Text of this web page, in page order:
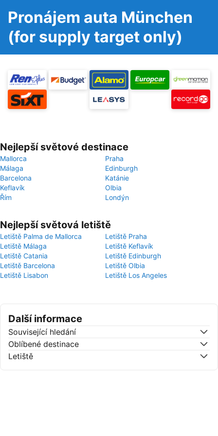
Pronájem auta München
(for supply target only)
Nejlepší světové destinace
Mallorca
Praha
Málaga
Edinburgh
Barcelona
Katánie
Keflavík
Olbia
Řím
Londýn
Nejlepší světová letiště
Letiště Palma de Mallorca
Letiště Praha
Letiště Málaga
Letiště Keflavík
Letiště Catania
Letiště Edinburgh
Letiště Barcelona
Letiště Olbia
Letiště Lisabon
Letiště Los Angeles
Další informace
Související hledání
Oblíbené destinace
Letiště